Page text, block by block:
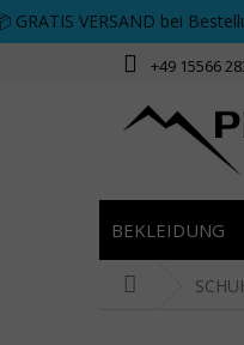
Zum Inhalt springen
GRATIS VERSAND bei
+49 15566
BEKLEIDUNG
Startseite